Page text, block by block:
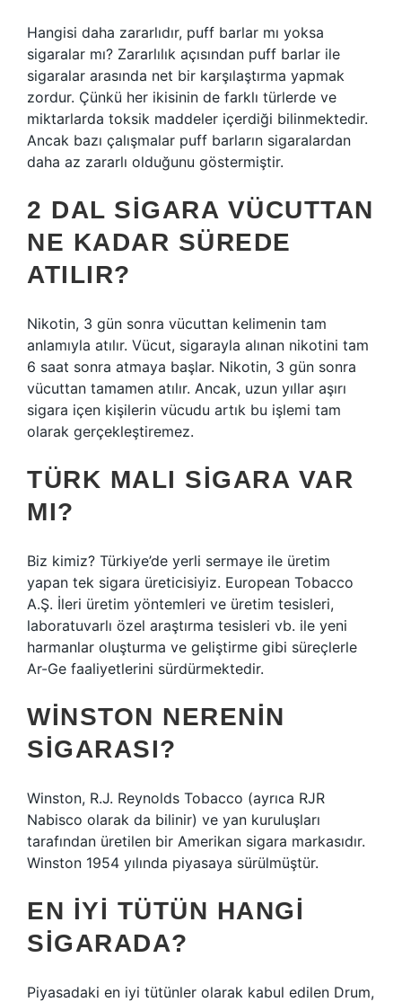
Hangisi daha zararlıdır, puff barlar mı yoksa
sigaralar mı? Zararlılık açısından puff barlar ile
sigaralar arasında net bir karşılaştırma yapmak
zordur. Çünkü her ikisinin de farklı türlerde ve
miktarlarda toksik maddeler içerdiği bilinmektedir.
Ancak bazı çalışmalar puff barların sigaralardan
daha az zararlı olduğunu göstermiştir.
2 DAL SIGARA VÜCUTTAN
NE KADAR SÜREDE
ATILIR?
Nikotin, 3 gün sonra vücuttan kelimenin tam
anlamıyla atılır. Vücut, sigarayla alınan nikotini tam
6 saat sonra atmaya başlar. Nikotin, 3 gün sonra
vücuttan tamamen atılır. Ancak, uzun yıllar aşırı
sigara içen kişilerin vücudu artık bu işlemi tam
olarak gerçekleştiremez.
TÜRK MALI SIGARA VAR
MI?
Biz kimiz? Türkiye’de yerli sermaye ile üretim
yapan tek sigara üreticisiyiz. European Tobacco
A.Ş. İleri üretim yöntemleri ve üretim tesisleri,
laboratuvarlı özel araştırma tesisleri vb. ile yeni
harmanlar oluşturma ve geliştirme gibi süreçlerle
Ar-Ge faaliyetlerini sürdürmektedir.
WINSTON NERENIN
SIGARASI?
Winston, R.J. Reynolds Tobacco (ayrıca RJR
Nabisco olarak da bilinir) ve yan kuruluşları
tarafından üretilen bir Amerikan sigara markasıdır.
Winston 1954 yılında piyasaya sürülmüştür.
EN IYI TÜTÜN HANGI
SIGARADA?
Piyasadaki en iyi tütünler olarak kabul edilen Drum,